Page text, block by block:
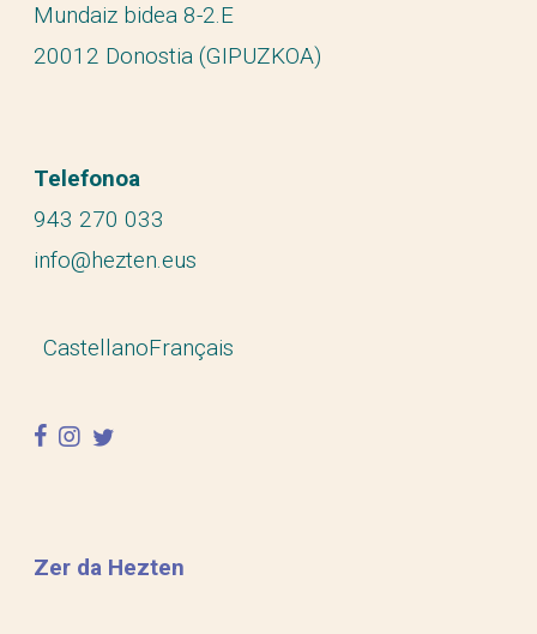
Mundaiz bidea 8-2.E
20012 Donostia (GIPUZKOA)
Telefonoa
943 270 033
info@hezten.eus
CastellanoFrançais
facebook
instagram
twitter
Zer da Hezten